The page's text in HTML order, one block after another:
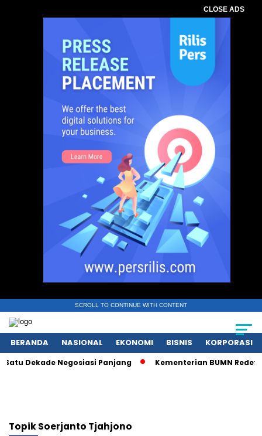
CLOSE ADS
SCROLL TO CONTINUE WITH CONTENT
BERANDA NASIONAL EKONOMI BISNIS KORPORASI
Dekade Negosiasi Panjang Kementerian BUMN
TopikSoerjanto Tjahjono